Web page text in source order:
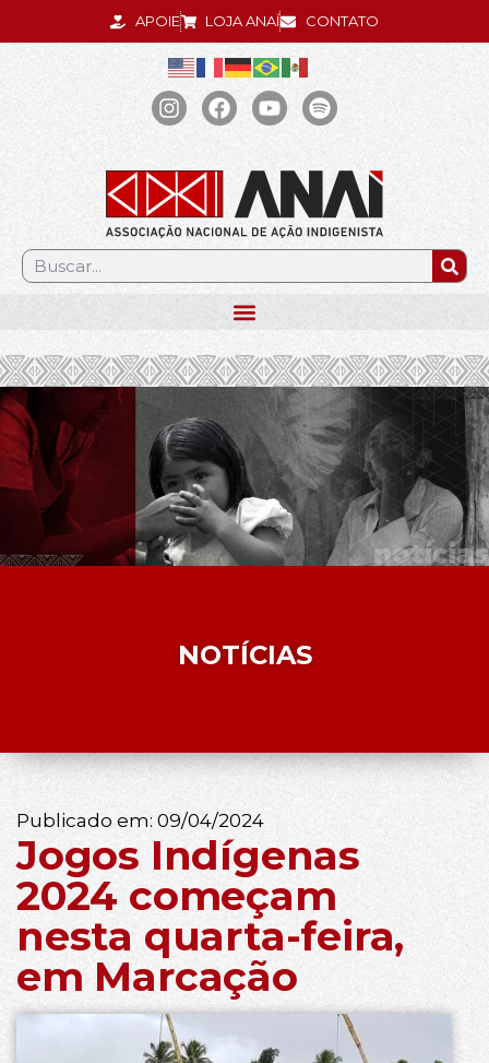
APOIE LOJA ANAÍ CONTATO
.
NOTÍCIAS
Publicado em: 09/04/2024
Jogos Indígenas
2024 começam
nesta quarta-feira,
em Marcação